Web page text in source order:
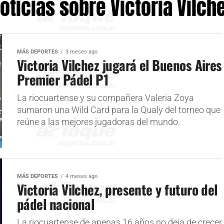
sobre Victoria
MÁS DEPORTES 3 meses ago
Victoria Vilchez jugará el Buenos Aires
Premier Pádel P1
La riocuartense y su compañera Valeria Zoya
sumaron una Wild Card para la Qualy del torneo que
reúne a las mejores jugadoras del mundo.
MÁS DEPORTES 4 meses ago
Victoria Vilchez, presente y futuro del
pádel nacional